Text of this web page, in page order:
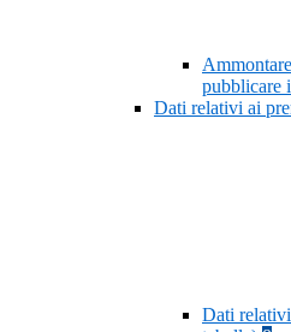
pubblicare
Dati relativi ai
Dati